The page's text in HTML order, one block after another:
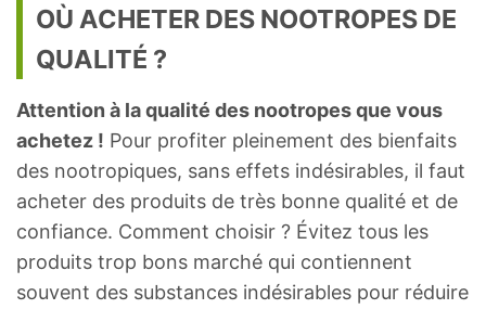
OÙ ACHETER DES NOOTROPES DE
QUALITÉ ?
Attention à la qualité des nootropes que vous
achetez ! Pour profiter pleinement des bienfaits
des nootropiques, sans effets indésirables, il faut
acheter des produits de très bonne qualité et de
confiance. Comment choisir ? Évitez tous les
produits trop bons marché qui contiennent
souvent des substances indésirables pour réduire